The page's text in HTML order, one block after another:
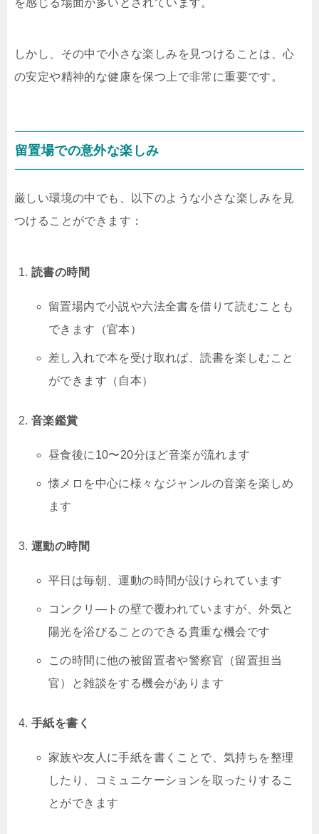
しかし、その中で小さな楽しみを見つけることは、心
の安定や精神的な健康を保つ上で非常に重要です。
留置場での意外な楽しみ
厳しい環境の中でも、以下のような小さな楽しみを見
つけることができます：
読書の時間
留置場内で小説や六法全書を借りて読むことも
できます（官本）
差し入れで本を受け取れば、読書を楽しむこと
ができます（自本）
音楽鑑賞
昼食後に10〜20分ほど音楽が流れます
懐メロを中心に様々なジャンルの音楽を楽しめ
ます
運動の時間
平日は毎朝、運動の時間が設けられています
コンクリ―トの壁で覆われていますが、外気と
陽光を浴びることのできる貴重な機会です
この時間に他の被留置者や警察官（留置担当
官）と雑談をする機会があります
手紙を書く
家族や友人に手紙を書くことで、気持ちを整理
したり、コミュニケーションを取ったりするこ
とができます